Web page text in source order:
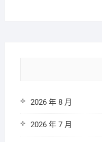
2026 年 8 月
2026 年 7 月